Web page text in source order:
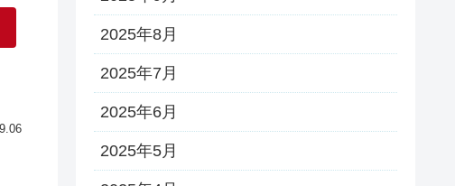
2025年8月
2025年7月
2025年6月
2025年5月